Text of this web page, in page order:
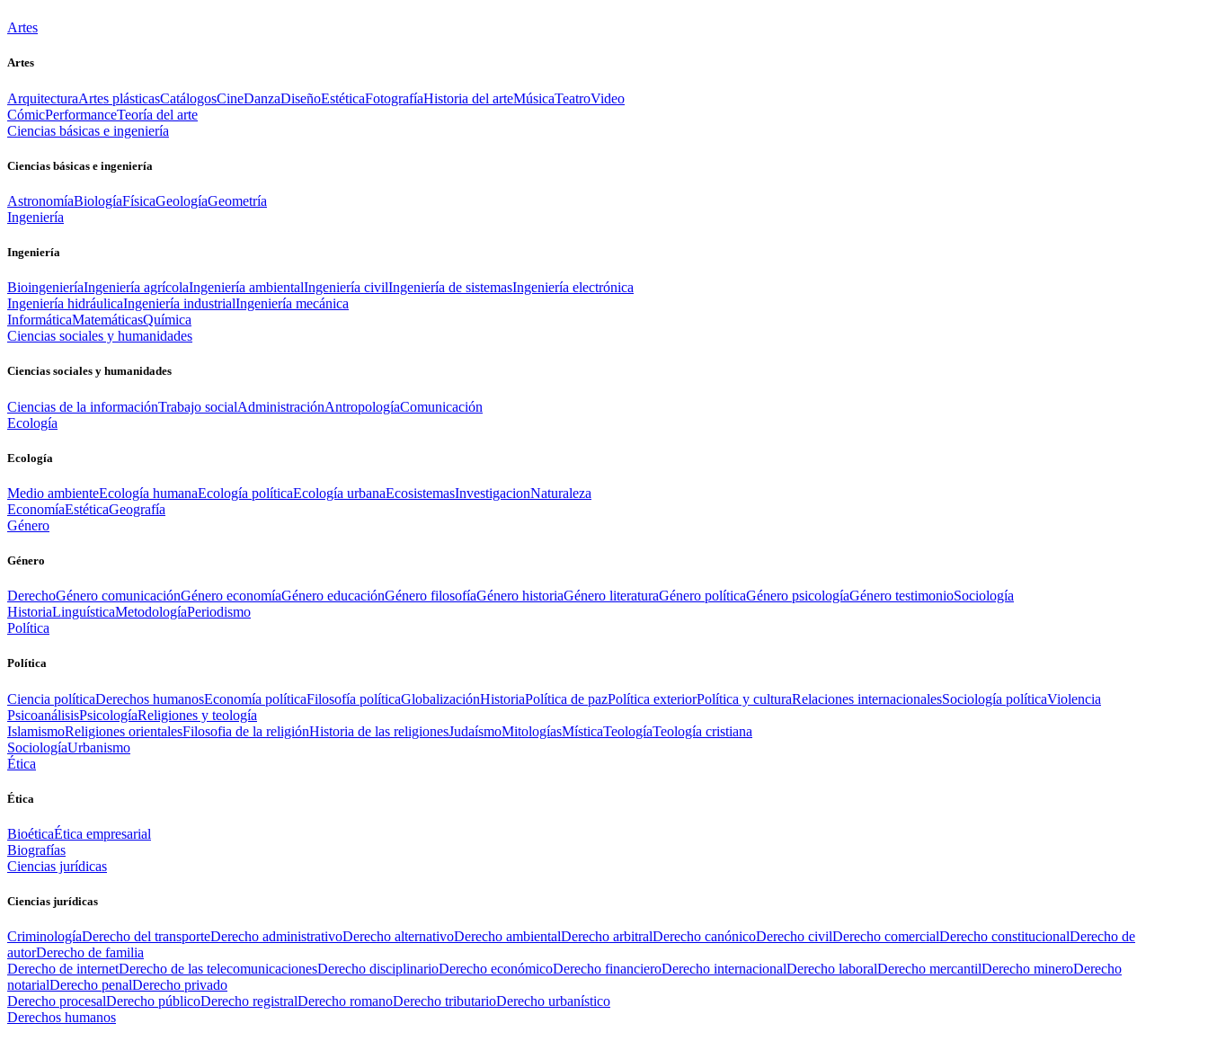
Artes
Artes
ArquitecturaArtes plásticasCatálogosCineDanzaDiseñoEstéticaFotografíaHistoria del arteMúsicaTeatroVideo
CómicPerformanceTeoría del arte
Ciencias básicas e ingeniería
Ciencias básicas e ingeniería
AstronomíaBiologíaFísicaGeologíaGeometría
Ingeniería
Ingeniería
BioingenieríaIngeniería agrícolaIngeniería ambientalIngeniería civilIngeniería de sistemasIngeniería electrónica
Ingeniería hidráulicaIngeniería industrialIngeniería mecánica
InformáticaMatemáticasQuímica
Ciencias sociales y humanidades
Ciencias sociales y humanidades
Ciencias de la informaciónTrabajo socialAdministraciónAntropologíaComunicación
Ecología
Ecología
Medio ambienteEcología humanaEcología políticaEcología urbanaEcosistemasInvestigacionNaturaleza
EconomíaEstéticaGeografía
Género
Género
DerechoGénero comunicaciónGénero economíaGénero educaciónGénero filosofíaGénero historiaGénero literaturaGénero políticaGénero psicologíaGénero testimonioSociología
HistoriaLinguísticaMetodologíaPeriodismo
Política
Política
Ciencia políticaDerechos humanosEconomía políticaFilosofía políticaGlobalizaciónHistoriaPolítica de pazPolítica exteriorPolítica y culturaRelaciones internacionalesSociología políticaViolencia
PsicoanálisisPsicologíaReligiones y teología
IslamismoReligiones orientalesFilosofia de la religiónHistoria de las religionesJudaísmoMitologíasMísticaTeologíaTeología cristiana
SociologíaUrbanismo
Ética
Ética
BioéticaÉtica empresarial
Biografías
Ciencias jurídicas
Ciencias jurídicas
CriminologíaDerecho del transporteDerecho administrativoDerecho alternativoDerecho ambientalDerecho arbitralDerecho canónicoDerecho civilDerecho comercialDerecho constitucionalDerecho de
autorDerecho de familia
Derecho de internetDerecho de las telecomunicacionesDerecho disciplinarioDerecho económicoDerecho financieroDerecho internacionalDerecho laboralDerecho mercantilDerecho mineroDerecho
notarialDerecho penalDerecho privado
Derecho procesalDerecho públicoDerecho registralDerecho romanoDerecho tributarioDerecho urbanístico
Derechos humanos